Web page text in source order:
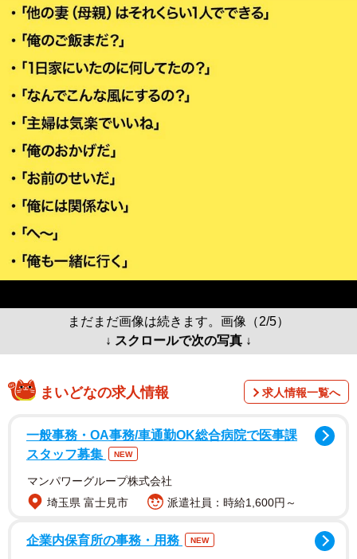
まだまだ画像は続きます。画像（2/5）
↓ スクロールで次の写真 ↓
まいどなの求人情報 求人情報一覧へ
一般事務・OA事務/車通勤OK総合病院で医事課
スタッフ募集
NEW
マンパワーグループ株式会社
埼玉県 富士見市
派遣社員：時給1,600円～
企業内保育所の事務・用務 NEW